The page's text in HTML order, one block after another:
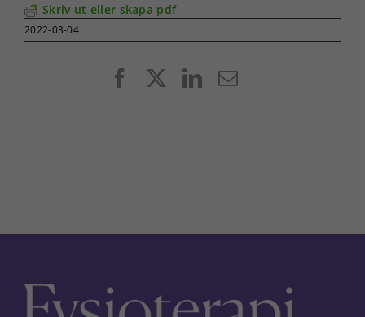
Skriv ut eller skapa pdf
2022-03-04
FacebookLinkedIn
E-